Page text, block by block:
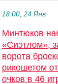
18:00, 24 Янв
Минтюков
«Сиэтлом»,
ворота
рикошетом
очков в 46